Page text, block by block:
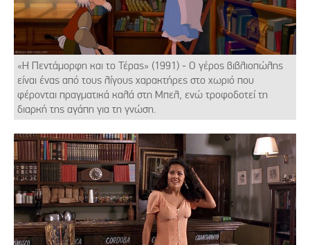
«Η Πεντάμορφη και το Τέρας» (1991) - Ο γέρος βιβλιοπώλης
είναι ένας από τους λίγους χαρακτήρες στο χωριό που
φέρονται πραγματικά καλά στη Μπελ, ενώ τροφοδοτεί τη
διαρκή της αγάπη για τη γνώση.